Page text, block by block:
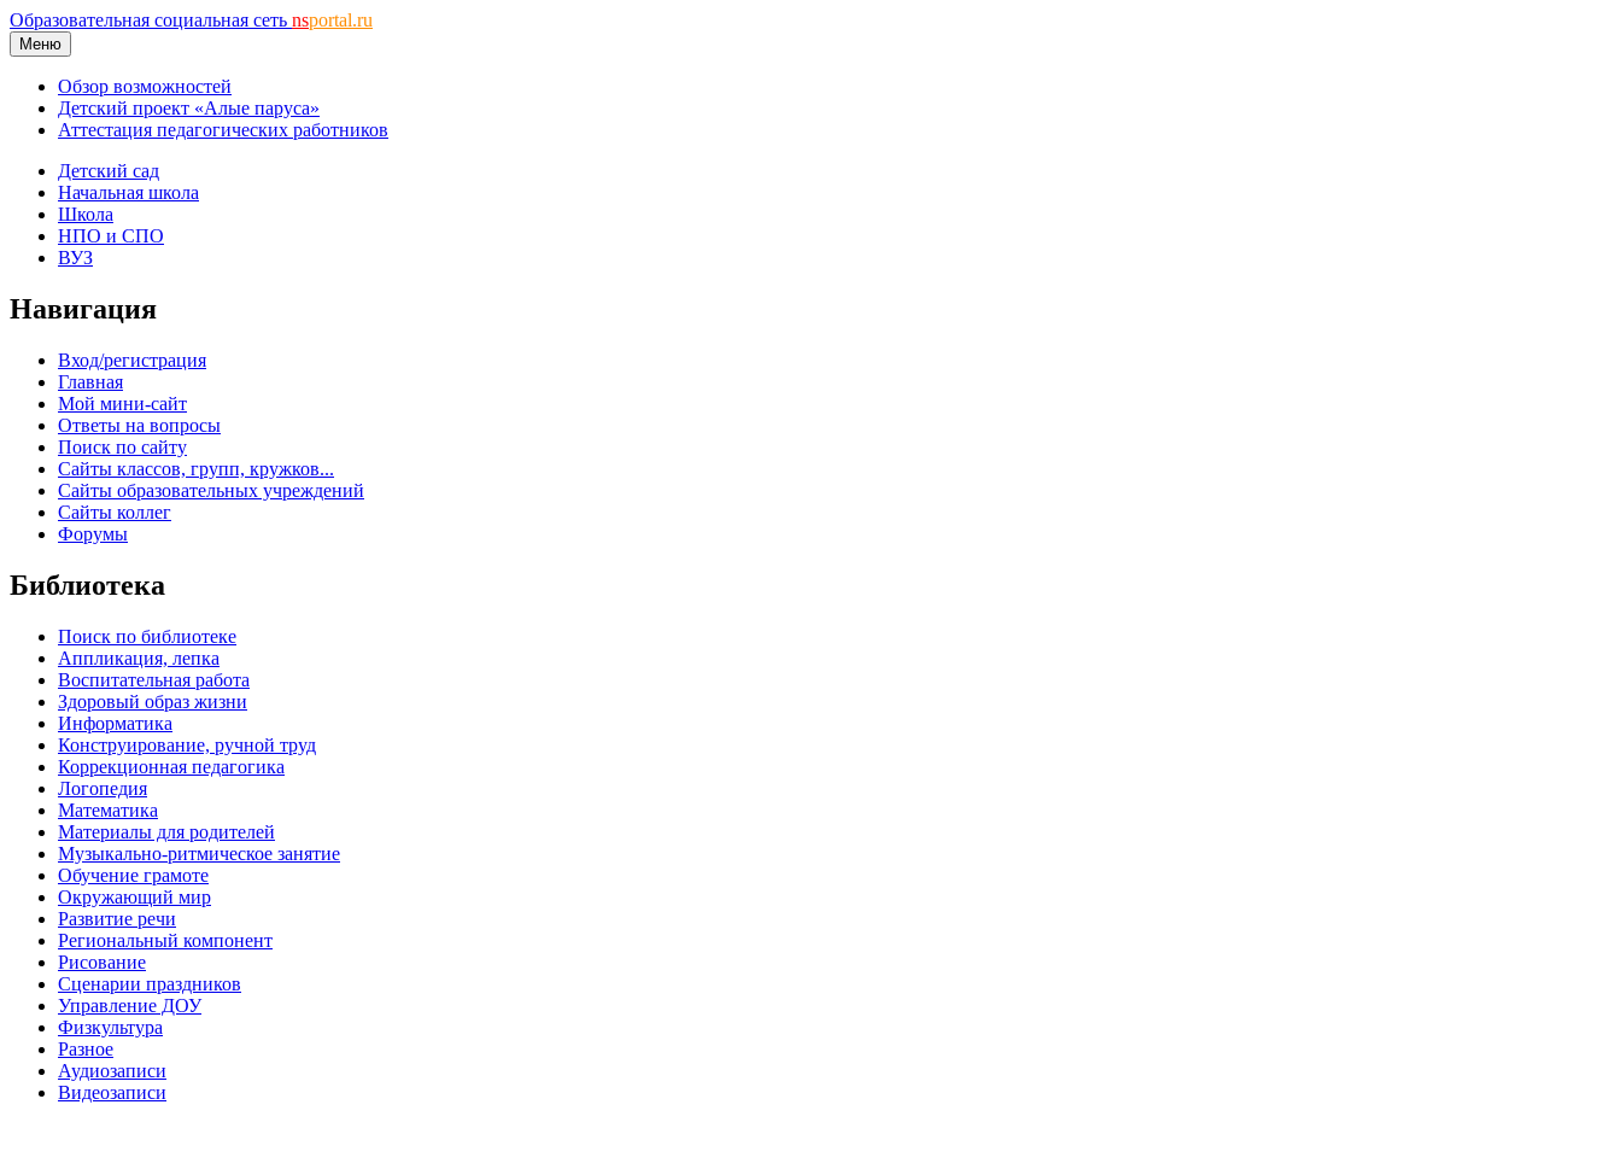
Образовательная социальная сеть nsportal.ru
Меню
Обзор возможностей
Детский проект «Алые паруса»
Аттестация педагогических работников
Детский сад
Начальная школа
Школа
НПО и СПО
ВУЗ
Навигация
Вход/регистрация
Главная
Мой мини-сайт
Ответы на вопросы
Поиск по сайту
Сайты классов, групп, кружков...
Сайты образовательных учреждений
Сайты коллег
Форумы
Библиотека
Поиск по библиотеке
Аппликация, лепка
Воспитательная работа
Здоровый образ жизни
Информатика
Конструирование, ручной труд
Коррекционная педагогика
Логопедия
Математика
Материалы для родителей
Музыкально-ритмическое занятие
Обучение грамоте
Окружающий мир
Развитие речи
Региональный компонент
Рисование
Сценарии праздников
Управление ДОУ
Физкультура
Разное
Аудиозаписи
Видеозаписи